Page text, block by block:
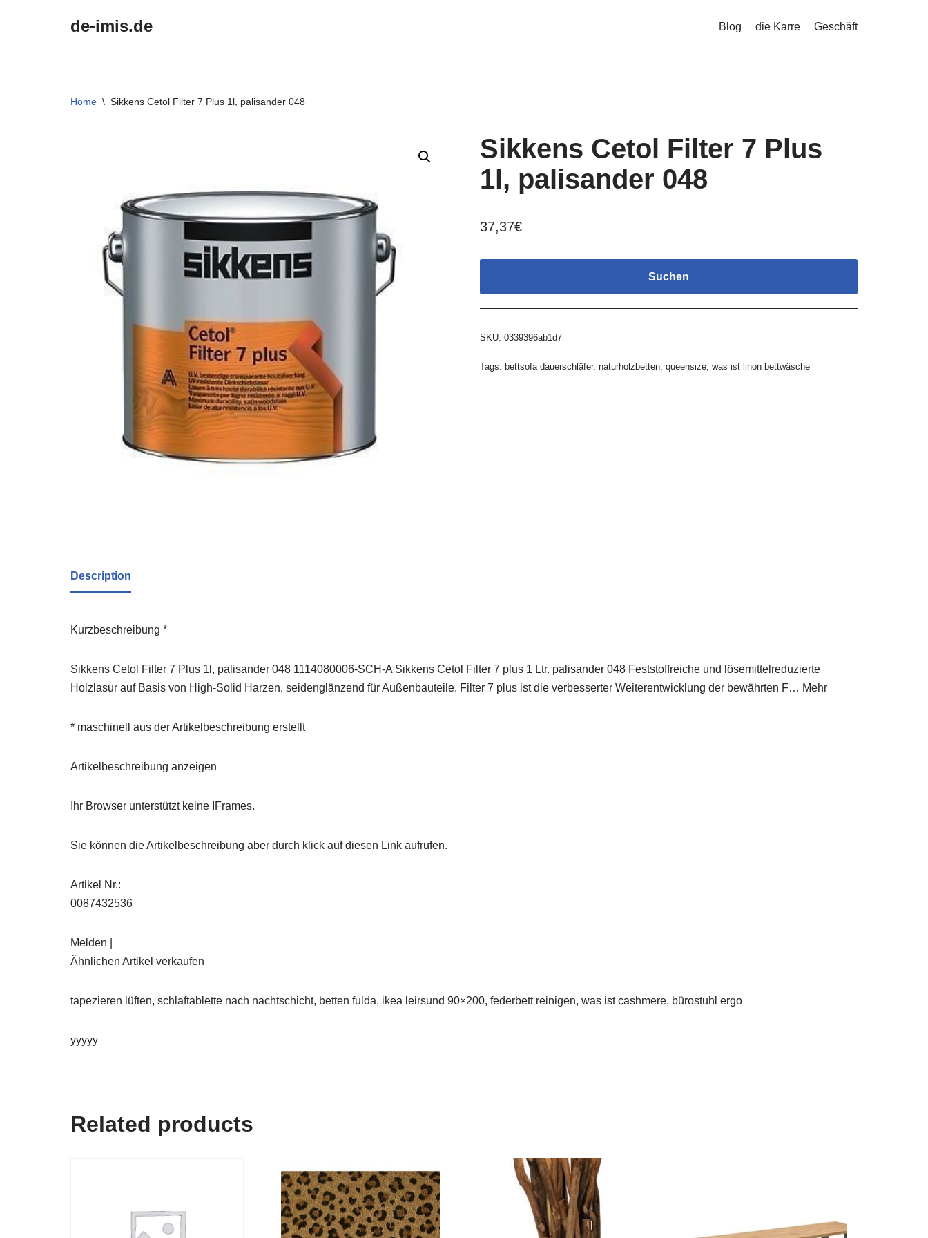
de-imis.de Blog die Karre Geschäft
Home \ Sikkens Cetol Filter 7 Plus 1l, palisander 048
Sikkens Cetol Filter 7 Plus
1l, palisander 048
37,37€
Suchen
SKU: 0339396ab1d7
Tags: bettsofa dauerschläfer, naturholzbetten, queensize, was ist linon bettwäsche
Description
Kurzbeschreibung *
Sikkens Cetol Filter 7 Plus 1l, palisander 048 1114080006-SCH-A Sikkens Cetol Filter 7 plus 1 Ltr. palisander 048 Feststoffreiche und lösemittelreduzierte
Holzlasur auf Basis von High-Solid Harzen, seidenglänzend für Außenbauteile. Filter 7 plus ist die verbesserter Weiterentwicklung der bewährten F… Mehr
* maschinell aus der Artikelbeschreibung erstellt
Artikelbeschreibung anzeigen
Ihr Browser unterstützt keine IFrames.
Sie können die Artikelbeschreibung aber durch klick auf diesen Link aufrufen.
Artikel Nr.:
0087432536
Melden |
Ähnlichen Artikel verkaufen
tapezieren lüften, schlaftablette nach nachtschicht, betten fulda, ikea leirsund 90×200, federbett reinigen, was ist cashmere, bürostuhl ergo
yyyyy
Related products